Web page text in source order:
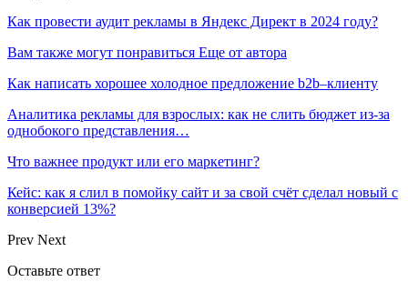
Как провести аудит рекламы в Яндекс Директ в 2024 году?
Вам также могут понравиться Еще от автора
Как написать хорошее холодное предложение b2b–клиенту
Аналитика рекламы для взрослых: как не слить бюджет из-за
однобокого представления…
Что важнее продукт или его маркетинг?
Кейс: как я слил в помойку сайт и за свой счёт сделал новый с
конверсией 13%?
Prev Next
Оставьте ответ